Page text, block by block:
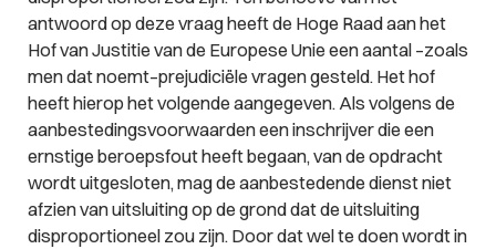
antwoord op deze vraag heeft de Hoge Raad aan het
Hof van Justitie van de Europese Unie een aantal –zoals
men dat noemt–prejudiciële vragen gesteld. Het hof
heeft hierop het volgende aangegeven. Als volgens de
aanbestedingsvoorwaarden een inschrijver die een
ernstige beroepsfout heeft begaan, van de opdracht
wordt uitgesloten, mag de aanbestedende dienst niet
afzien van uitsluiting op de grond dat de uitsluiting
disproportioneel zou zijn. Door dat wel te doen wordt in